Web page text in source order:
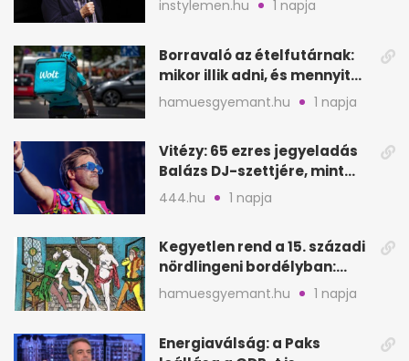
lépése
instylemen.hu 1 napja
Borravaló az ételfutárnak:
mikor illik adni, és mennyit
rendeléskor?
hamuesgyemant.hu 1 napja
Vitézy: 65 ezres jegyeladás
Balázs DJ-szettjére, mint
metró nélküli Puskás-meccs
444.hu 1 napja
Kegyetlen rend a 15. századi
nördlingeni bordélyban:
verés, éheztetés
hamuesgyemant.hu 1 napja
Energiaválság: a Paks